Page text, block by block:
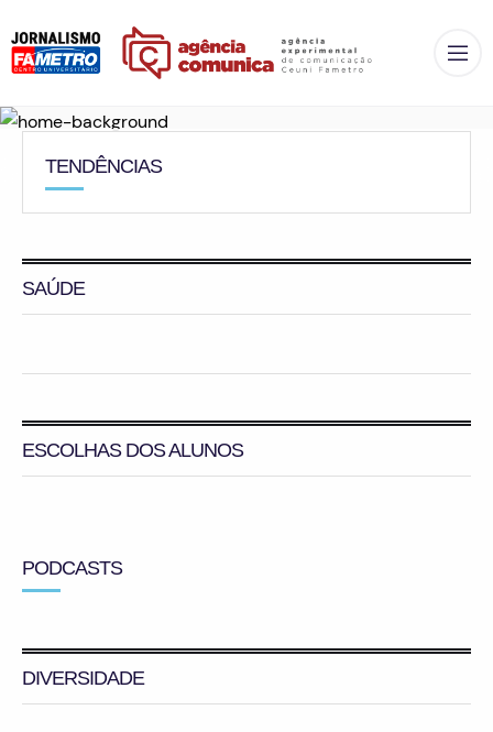
TENDÊNCIAS
SAÚDE
ESCOLHAS DOS ALUNOS
PODCASTS
DIVERSIDADE